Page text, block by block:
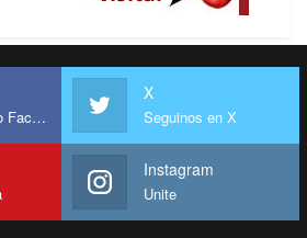
el desembarco
Ushuaia con la excusa de
conjunto con la
el gobierno no es fácil ni
Unite a nuestro Facebook
X
Seguinos en X
Instagram
Unite